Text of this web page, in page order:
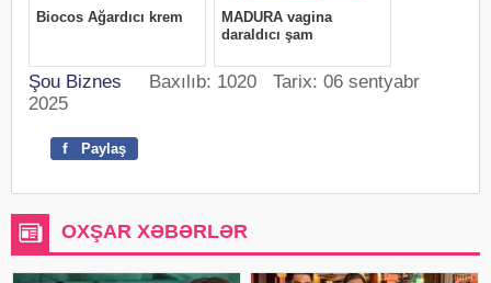
Şou Biznes Baxılıb: 1020 Tarix: 06 sentyabr
2025
f Paylaş
OXŞAR XƏBƏRLƏR